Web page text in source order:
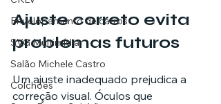
Envelopamento de carros
SVG Multimídia
Salão Michele Castro
Colchões
Ajuste correto evita
problemas futuros
Um ajuste inadequado prejudica a
correção visual. Óculos que